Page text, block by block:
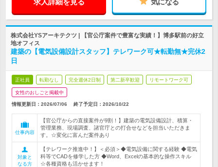
株式会社YSアーキテクツ | 【官公庁案件で豊富な実績！】博多駅前の好立
地オフィス
建築の【電気設備設計スタッフ】テレワーク可★転勤無★完休2
日
正社員 転勤なし 完全週休2日制 第二新卒歓迎 リモートワーク可
女性のおしごと掲載中
情報更新日：2026/07/06 終了予定日： 2026/10/22
仕事内容
【官公庁からの直接案件が9割！】建築の電気設備設計、積算・
管理業務、現場調査、諸官庁との打合せなどを担当いただきま
す。☆変化に富んだ案件あり
対象と
なる方
【テレワーク推進中！】＜必須＞◆電気設備に関する経験 ◆電気
科等でCADを修学した方 ◆Word、Excelの基本的な操作スキル
☆各種資格も活かせます！